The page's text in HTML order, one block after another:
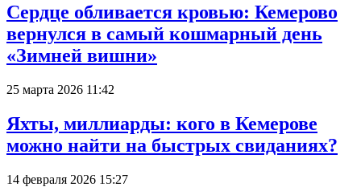
Сердце обливается кровью: Кемерово
вернулся в самый кошмарный день
«Зимней вишни»
25 марта 2026 11:42
Яхты, миллиарды: кого в Кемерове
можно найти на быстрых свиданиях?
14 февраля 2026 15:27